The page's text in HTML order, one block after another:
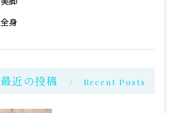
全身
最近の投稿 Recent Posts